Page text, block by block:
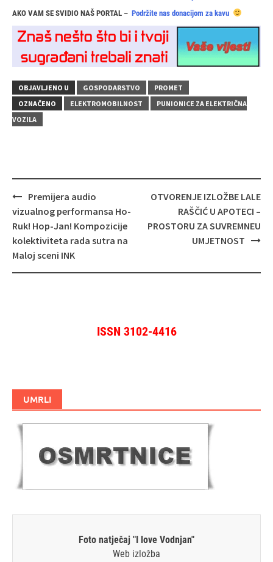
AKO VAM SE SVIDIO NAŠ PORTAL – Podržite nas donacijom za kavu
OBJAVLJENO U GOSPODARSTVO
PROMET
OZNAČENO
ELEKTROMOBILNOST
PUNIONICE ZA ELEKTRIČNA
VOZILA
Navigacija
objava
Premijera audio
vizualnog performansa Ho-
Ruk! Hop-Jan! Kompozicije
kolektiviteta rada sutra na
Maloj sceni INK
OTVORENJE IZLOŽBE LALE
RAŠČIĆ U APOTECI –
PROSTORU ZA SUVREMNEU
UMJETNOST
ISSN 3102-4416
UMRLI
Foto natječaj "I love Vodnjan"
Web izložba